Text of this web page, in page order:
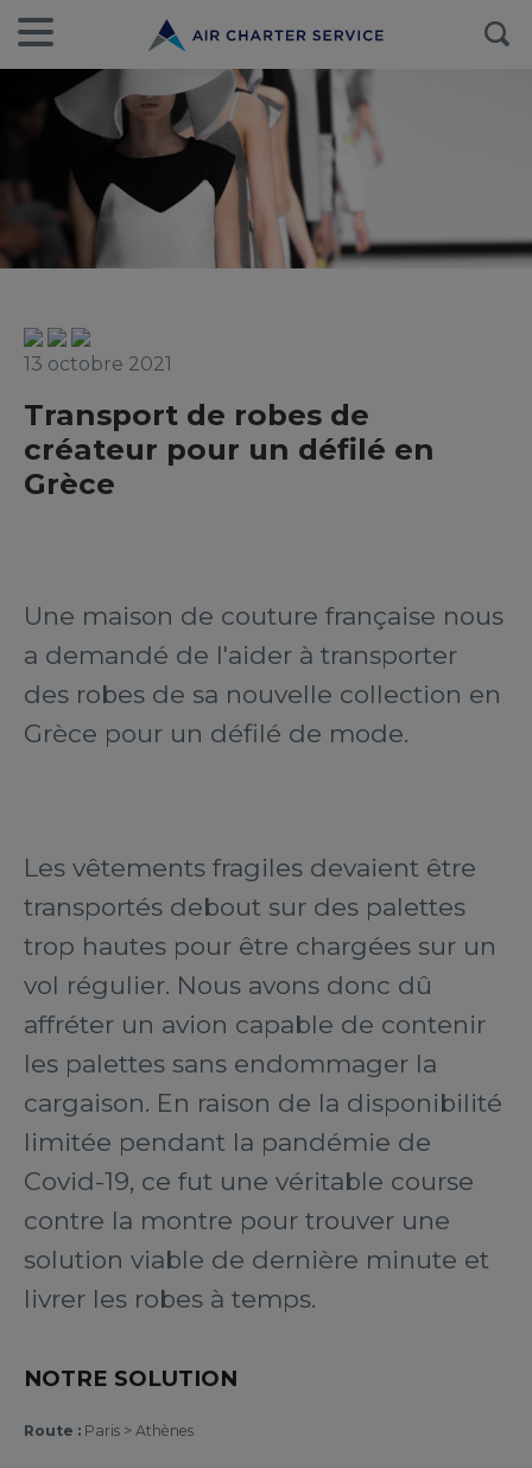
13 octobre 2021
Transport de robes de
créateur pour un défilé en
Grèce
Une maison de couture française nous
a demandé de l'aider à transporter
des robes de sa nouvelle collection en
Grèce pour un défilé de mode.
Les vêtements fragiles devaient être
transportés debout sur des palettes
trop hautes pour être chargées sur un
vol régulier. Nous avons donc dû
affréter un avion capable de contenir
les palettes sans endommager la
cargaison. En raison de la disponibilité
limitée pendant la pandémie de
Covid-19, ce fut une véritable course
contre la montre pour trouver une
solution viable de dernière minute et
livrer les robes à temps.
NOTRE SOLUTION
Route : Paris > Athènes